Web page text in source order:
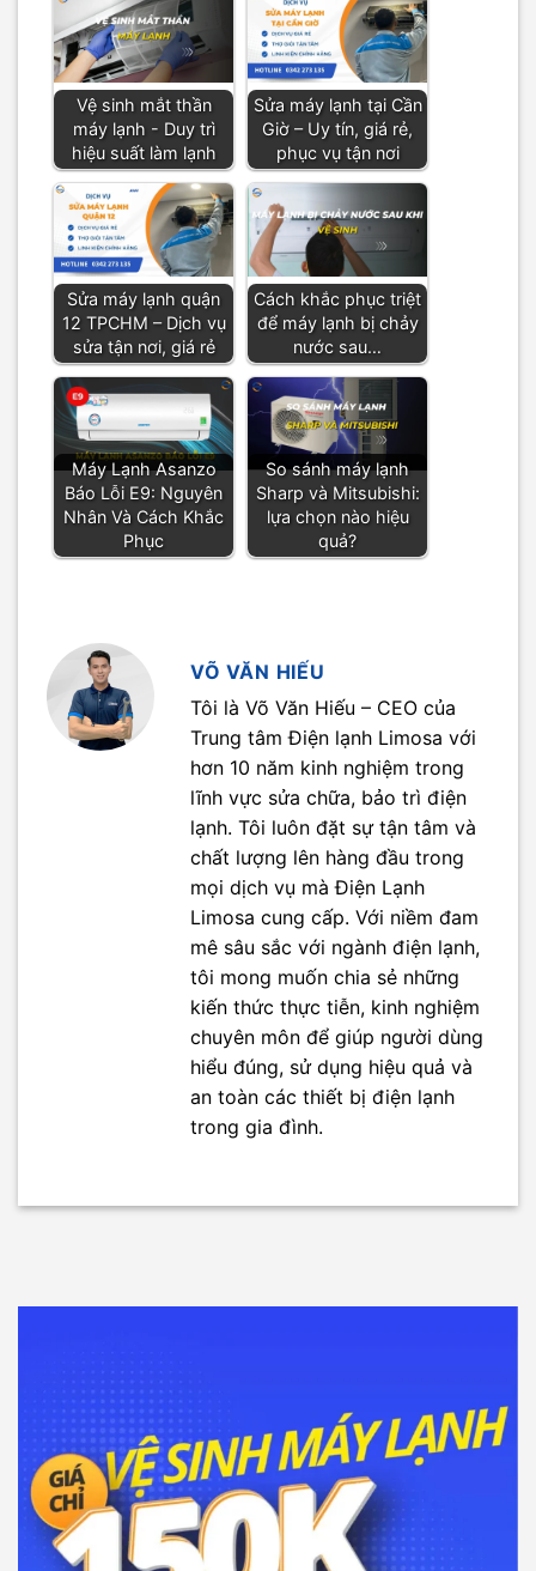
Vệ sinh mắt thần
máy lạnh - Duy trì
hiệu suất làm lạnh
Sửa máy lạnh tại Cần
Giờ – Uy tín, giá rẻ,
phục vụ tận nơi
Sửa máy lạnh quận
12 TPCHM – Dịch vụ
sửa tận nơi, giá rẻ
Cách khắc phục triệt
để máy lạnh bị chảy
nước sau…
Máy Lạnh Asanzo
Báo Lỗi E9: Nguyên
Nhân Và Cách Khắc
Phục
So sánh máy lạnh
Sharp và Mitsubishi:
lựa chọn nào hiệu
quả?
VÕ VĂN HIẾU
Tôi là Võ Văn Hiếu – CEO của
Trung tâm Điện lạnh Limosa với
hơn 10 năm kinh nghiệm trong
lĩnh vực sửa chữa, bảo trì điện
lạnh. Tôi luôn đặt sự tận tâm và
chất lượng lên hàng đầu trong
mọi dịch vụ mà Điện Lạnh
Limosa cung cấp. Với niềm đam
mê sâu sắc với ngành điện lạnh,
tôi mong muốn chia sẻ những
kiến thức thực tiễn, kinh nghiệm
chuyên môn để giúp người dùng
hiểu đúng, sử dụng hiệu quả và
an toàn các thiết bị điện lạnh
trong gia đình.